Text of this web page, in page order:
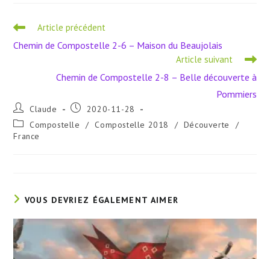
Read
articles
Article précédent
Chemin de Compostelle 2-6 – Maison du Beaujolais
Article suivant
Chemin de Compostelle 2-8 – Belle découverte à
Pommiers
Auteur/autrice
de
la
publication :
Claude
Publication
2020-11-28
Post
category:
Compostelle / Compostelle 2018 / Découverte
/
France
VOUS DEVRIEZ ÉGALEMENT AIMER